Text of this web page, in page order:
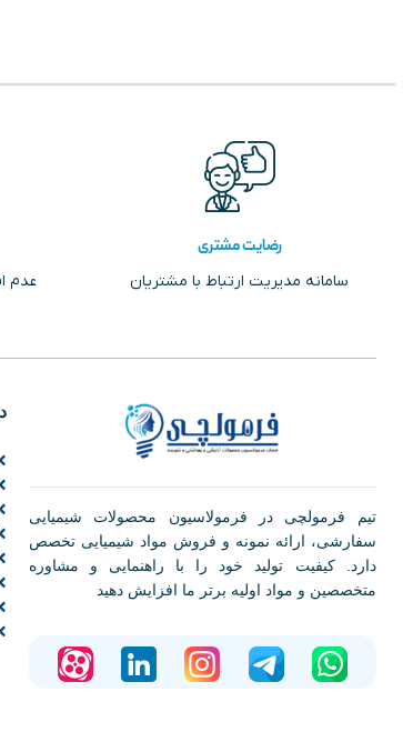
رضایت مشتری
سامانه مدیریت ارتباط با مشتریان عدم
تیم فرمولچی در فرمولاسیون محصولات شیمیایی
سفارشی، ارائه نمونه و فروش مواد شیمیایی تخصص
دارد. کیفیت تولید خود را با راهنمایی و مشاوره
متخصصین و مواد اولیه برتر ما افزایش دهید